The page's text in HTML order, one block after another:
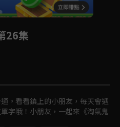
26集
。看看鎮上的小朋友，每天會遇
字哦！小朋友，一起來《淘氣鬼